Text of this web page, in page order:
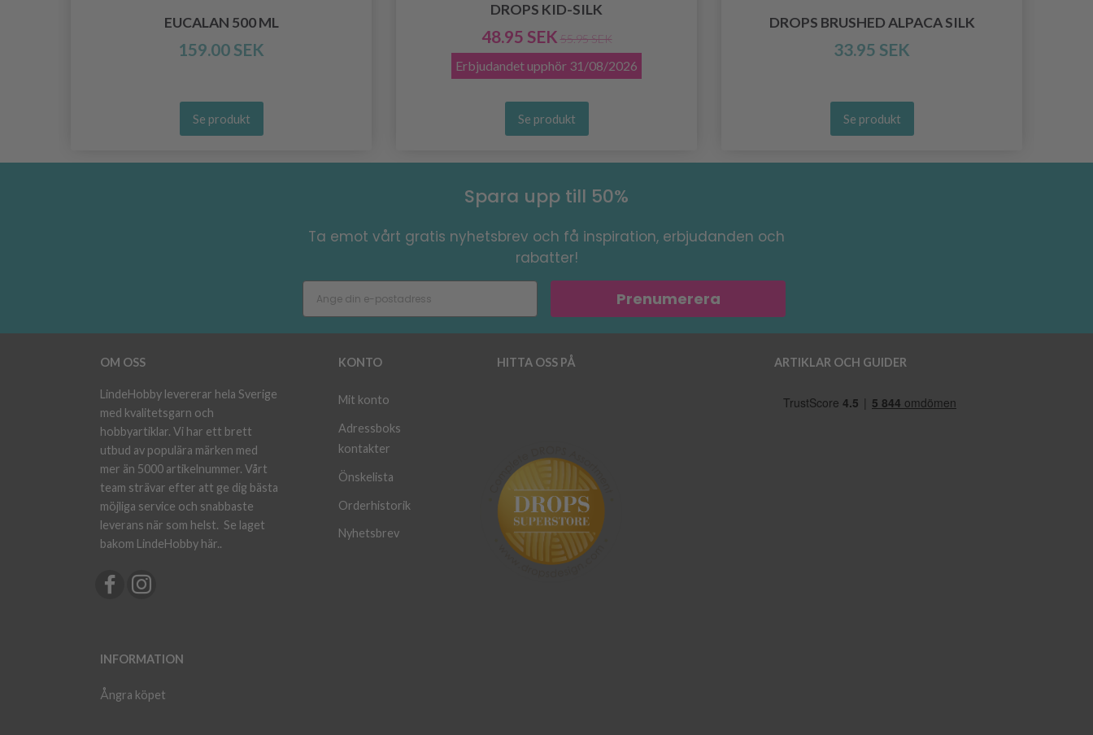
EUCALAN 500 ML
159.00 SEK
Se produkt
DROPS KID-SILK
48.95 SEK 55.95 SEK
Erbjudandet upphör 31/08/2026
Se produkt
DROPS BRUSHED ALPACA SILK
33.95 SEK
Se produkt
Spara upp till 50%
Ta emot vårt gratis nyhetsbrev och få inspiration, erbjudanden och
rabatter!
Prenumerera
OM OSS
LindeHobby levererar hela Sverige
med kvalitetsgarn och
hobbyartiklar. Vi har ett brett
utbud av populära märken med
mer än 5000 artikelnummer. Vårt
team strävar efter att ge dig bästa
möjliga service och snabbaste
leverans när som helst. Se laget
bakom LindeHobby här..
INFORMATION
Ångra köpet
KONTO
Mit konto
Adressboks
kontakter
Önskelista
Orderhistorik
Nyhetsbrev
HITTA OSS PÅ ARTIKLAR OCH GUIDER